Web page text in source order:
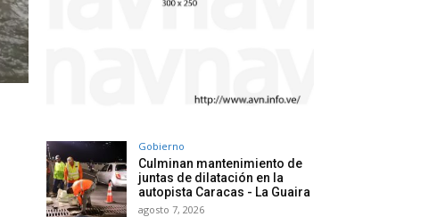
Gobierno
Culminan mantenimiento de
juntas de dilatación en la
autopista Caracas - La Guaira
agosto 7, 2026